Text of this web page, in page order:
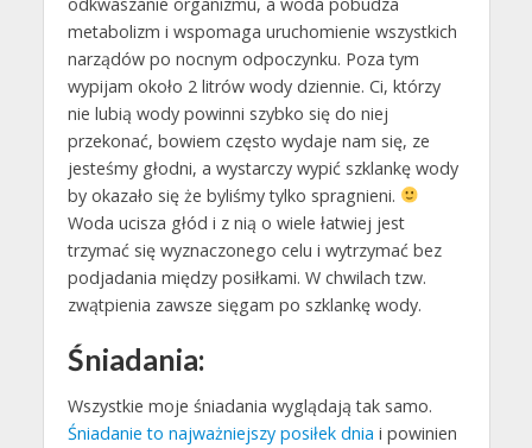
metabolizm i wspomaga uruchomienie wszystkich
narządów po nocnym odpoczynku. Poza tym
wypijam około 2 litrów wody dziennie. Ci, którzy
nie lubią wody powinni szybko się do niej
przekonać, bowiem często wydaje nam się, ze
jesteśmy głodni, a wystarczy wypić szklankę wody
by okazało się że byliśmy tylko spragnieni.
Woda ucisza głód i z nią o wiele łatwiej jest
trzymać się wyznaczonego celu i wytrzymać bez
podjadania między posiłkami. W chwilach tzw.
zwątpienia zawsze sięgam po szklankę wody.
Śniadania:
Wszystkie moje śniadania wyglądają tak samo.
Śniadanie to najważniejszy posiłek dnia i powinien